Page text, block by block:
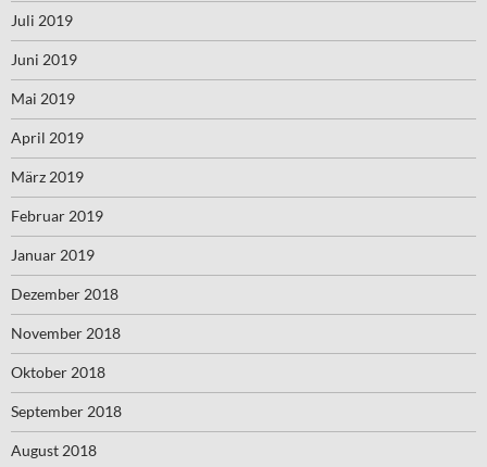
Juli 2019
Juni 2019
Mai 2019
April 2019
März 2019
Februar 2019
Januar 2019
Dezember 2018
November 2018
Oktober 2018
September 2018
August 2018